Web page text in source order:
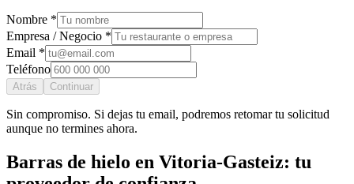
Nombre *
Empresa / Negocio *
Email *
Teléfono
Atrás Continuar
Sin compromiso. Si dejas tu email, podremos retomar tu solicitud
aunque no termines ahora.
Barras de hielo en Vitoria-Gasteiz: tu